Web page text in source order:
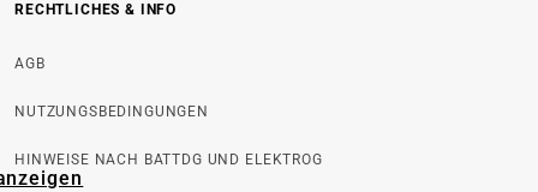
RECHTLICHES & INFO
AGB
NUTZUNGSBEDINGUNGEN
HINWEISE NACH BATTDG UND ELEKTROG